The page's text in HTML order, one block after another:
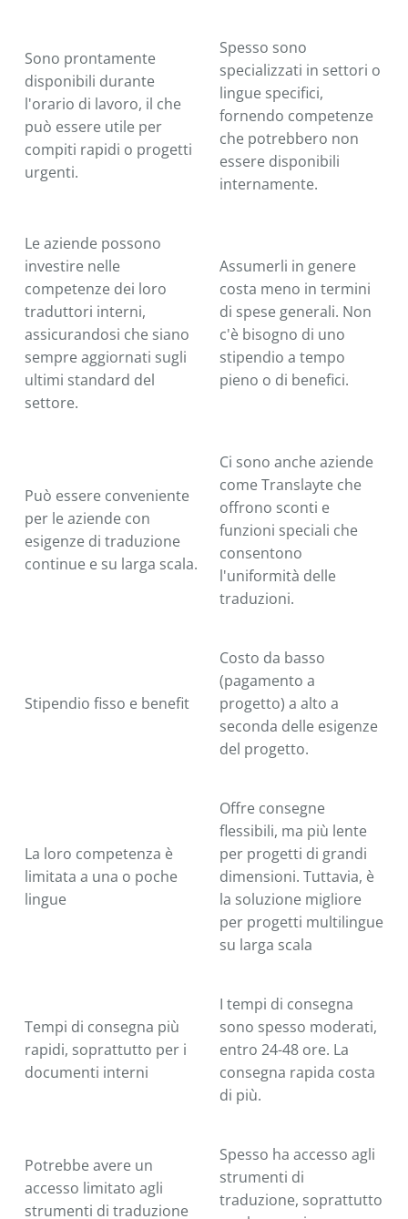
Sono prontamente
disponibili durante
l'orario di lavoro, il che
può essere utile per
compiti rapidi o progetti
urgenti.
Spesso sono
specializzati in settori o
lingue specifici,
fornendo competenze
che potrebbero non
essere disponibili
internamente.
Le aziende possono
investire nelle
competenze dei loro
traduttori interni,
assicurandosi che siano
sempre aggiornati sugli
ultimi standard del
settore.
Assumerli in genere
costa meno in termini
di spese generali. Non
c'è bisogno di uno
stipendio a tempo
pieno o di benefici.
Può essere conveniente
per le aziende con
esigenze di traduzione
continue e su larga scala.
Ci sono anche aziende
come Translayte che
offrono sconti e
funzioni speciali che
consentono
l'uniformità delle
traduzioni.
Stipendio fisso e benefit
Costo da basso
(pagamento a
progetto) a alto a
seconda delle esigenze
del progetto.
La loro competenza è
limitata a una o poche
lingue
Offre consegne
flessibili, ma più lente
per progetti di grandi
dimensioni. Tuttavia, è
la soluzione migliore
per progetti multilingue
su larga scala
Tempi di consegna più
rapidi, soprattutto per i
documenti interni
I tempi di consegna
sono spesso moderati,
entro 24-48 ore. La
consegna rapida costa
di più.
Potrebbe avere un
accesso limitato agli
strumenti di traduzione
Spesso ha accesso agli
strumenti di
traduzione, soprattutto